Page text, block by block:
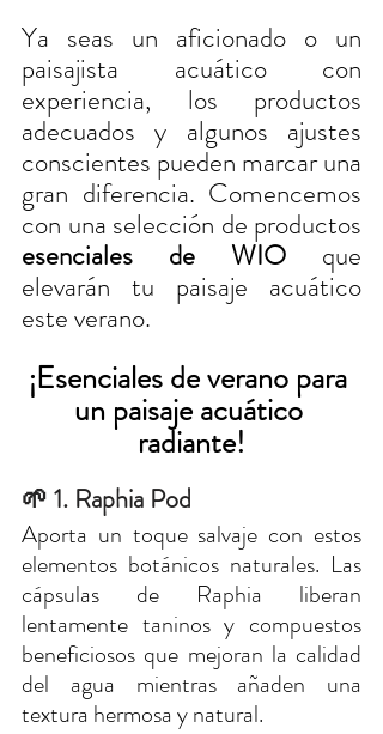
Ya seas un aficionado o un
paisajista acuático con
experiencia, los productos
adecuados y algunos ajustes
conscientes pueden marcar una
gran diferencia. Comencemos
esenciales de WIO que
elevarán tu paisaje acuático
este verano.
¡Esenciales de verano para
un paisaje acuático
radiante!
🌱 1. Raphia Pod
Aporta un toque salvaje con estos
elementos botánicos naturales. Las
cápsulas de Raphia liberan
lentamente taninos y compuestos
beneficiosos que mejoran la calidad
del agua mientras añaden una
textura hermosa y natural.